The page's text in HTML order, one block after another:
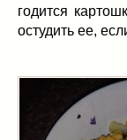
годится
остудить ее,